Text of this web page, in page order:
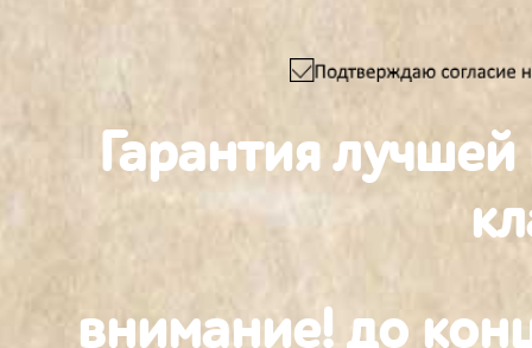
Гарантия
внимание! до